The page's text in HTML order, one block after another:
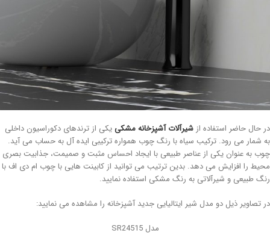
حال حاضر استفاده ازشیرآلات آشپزخانه مشکییکی از ترندهای دکوراسیون داخلی
شمار می رود. ترکیب سیاه با رنگ چوب همواره ترکیبی ایده آل به حساب می آید.
به عنوان یکی از عناصر طبیعی با ایجاد احساس مثبت و صمیمت، جذابیت بصری
را افزایش می دهد. بدین ترتیب می توانید از کابینت هایی با چوب ام دی اف با
طبیعی و شیرآلاتی به رنگ مشکی استفاده نمایید.
تصاویر ذیل دو مدل شیر ایتالیایی جدید آشپزخانه را مشاهده می نمایید:
مدل SR24515